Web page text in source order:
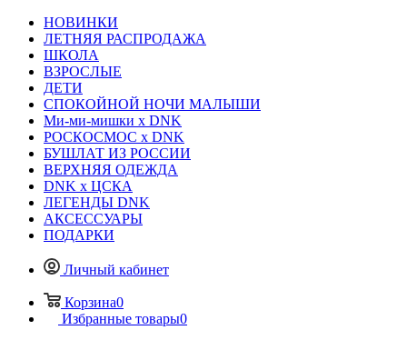
НОВИНКИ
ЛЕТНЯЯ РАСПРОДАЖА
ШКОЛА
ВЗРОСЛЫЕ
ДЕТИ
СПОКОЙНОЙ НОЧИ МАЛЫШИ
Ми-ми-мишки x DNK
РОСКОСМОС x DNK
БУШЛАТ ИЗ РОССИИ
ВЕРХНЯЯ ОДЕЖДА
DNK x ЦСКА
ЛЕГЕНДЫ DNK
АКСЕССУАРЫ
ПОДАРКИ
Личный кабинет
Корзина0
Избранные товары0